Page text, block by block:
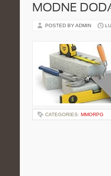
MODNE
POSTED BY ADMIN
CATEGORIES: MMORPG